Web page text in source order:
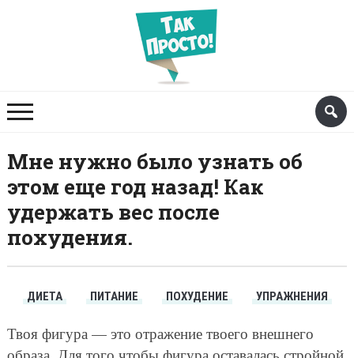
Мне нужно было узнать об
этом еще год назад! Как
удержать вес после
похудения.
ДИЕТА ПИТАНИЕ ПОХУДЕНИЕ УПРАЖНЕНИЯ
Твоя фигура — это отражение твоего внешнего